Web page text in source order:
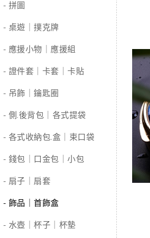
- 拼圖
- 桌遊｜撲克牌
- 應援小物｜應援組
- 證件套｜卡套｜卡貼
- 吊飾｜鑰匙圈
- 側.後背包｜各式提袋
- 各式收納包.盒｜束口袋
- 錢包｜口金包｜小包
- 扇子｜扇套
- 飾品｜首飾盒
- 水壺｜杯子｜杯墊